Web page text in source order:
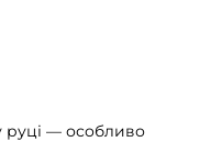
руці — особливо